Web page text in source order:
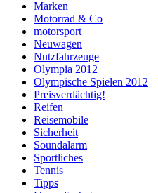
Marken
Motorrad & Co
motorsport
Neuwagen
Nutzfahrzeuge
Olympia 2012
Olympische Spielen 2012
Preisverdächtig!
Reifen
Reisemobile
Sicherheit
Soundalarm
Sportliches
Tennis
Tipps